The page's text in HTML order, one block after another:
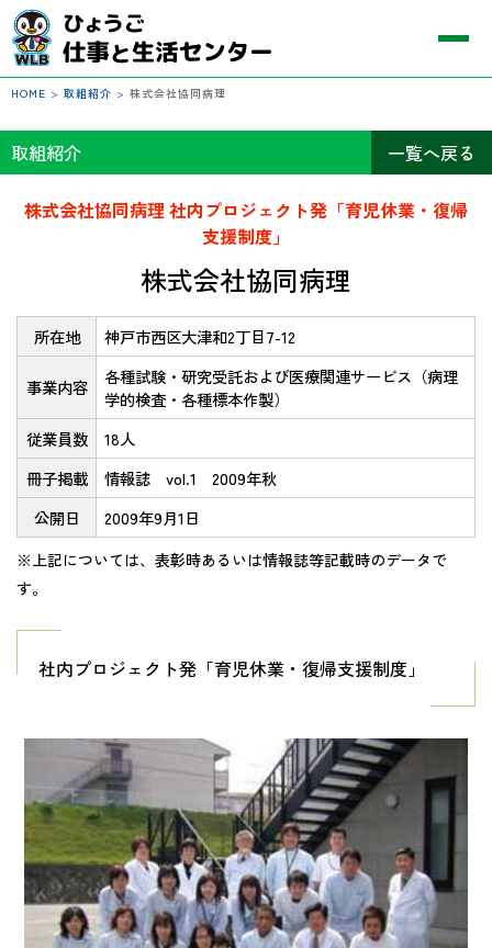
HOME > 取組紹介 > 株式会社協同病理
取組紹介 一覧へ戻る
株式会社協同病理 社内プロジェクト発「育児休業・復帰
支援制度」
株式会社協同病理
所在地 神戸市西区大津和2丁目7-12
事業内容
各種試験・研究受託および医療関連サービス（病理
学的検査・各種標本作製）
従業員数
18人
冊子掲載
情報誌 vol.1 2009年秋
公開日
2009年9月1日
※上記については、表彰時あるいは情報誌等記載時のデータで
す。
社内プロジェクト発「育児休業・復帰支援制度」